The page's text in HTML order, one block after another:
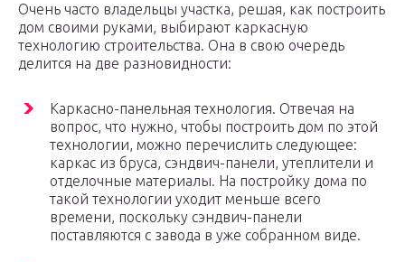
Очень часто владельцы участка, решая, как построить
дом своими руками, выбирают каркасную
технологию строительства. Она в свою очередь
делится на две разновидности:
Каркасно-панельная технология. Отвечая на
вопрос, что нужно, чтобы построить дом по этой
технологии, можно перечислить следующее:
каркас из бруса, сэндвич-панели, утеплители и
отделочные материалы. На постройку дома по
такой технологии уходит меньше всего
времени, поскольку сэндвич-панели
поставляются с завода в уже собранном виде.